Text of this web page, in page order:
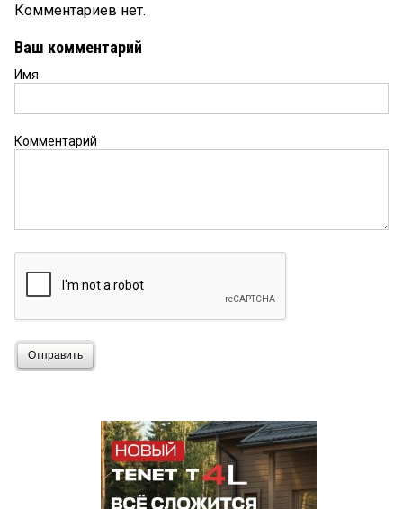
Комментариев нет.
Ваш комментарий
Имя
Комментарий
Отправить